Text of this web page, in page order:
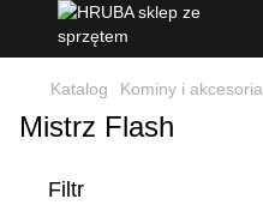
Katalog Kominy i akcesoria
Mistrz Flash
Filtr